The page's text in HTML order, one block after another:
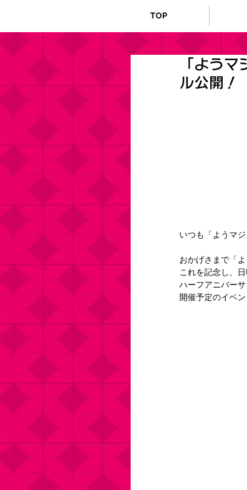
TOP
「よう
ル公開！
いつも「ようマ
おかげさまで「
これを記念し、
ハーフアニバー
開催予定のイベ